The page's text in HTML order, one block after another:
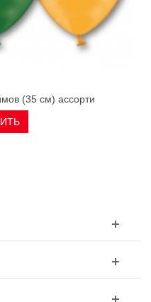
(35 см) ассорти